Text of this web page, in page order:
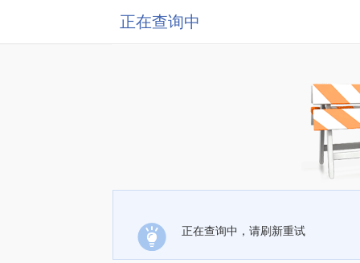
正在查询中
正在查询中，请刷新重试